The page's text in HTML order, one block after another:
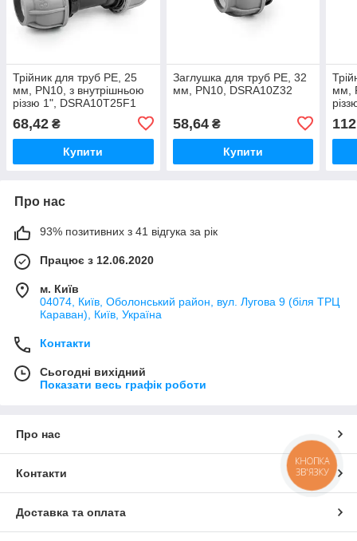
Трійник для труб PE, 25
мм, PN10, з внутрішньою
різзю 1", DSRA10T25F1
68,42 ₴
Купити
Заглушка для труб PE, 32
мм, PN10, DSRA10Z32
58,64₴
Купити
мм,
Про нас
93% позитивних з 41 відгука за рік
Працює з 12.06.2020
м. Київ
04074, Київ, Оболонський район, вул. Лугова 9 (біля ТРЦ
Караван), Київ, Україна
Контакти
Сьогодні вихідний
Показати весь графік роботи
Про нас
Контакти
Доставка та оплата
КНОПКА
ЗВ'ЯЗКУ